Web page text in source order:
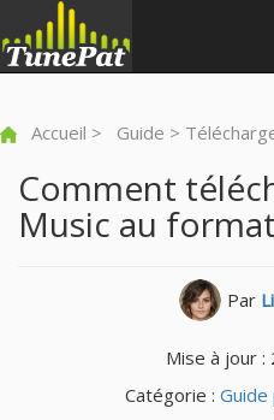
Accueil > Guide >
Comment
Music au
Par
Mise à jour :
Catégorie : Guide